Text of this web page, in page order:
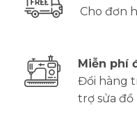
Cho đơn
Miễn phí
Đổi hàng
trợ sửa